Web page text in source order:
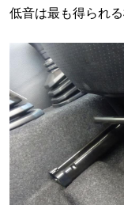
低音は最も得られ